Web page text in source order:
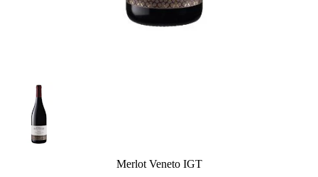
Merlot Veneto IGT